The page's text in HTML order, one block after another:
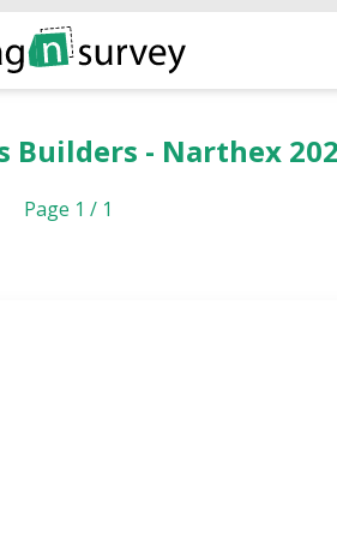
Builders - Narthex
Page 1 / 1